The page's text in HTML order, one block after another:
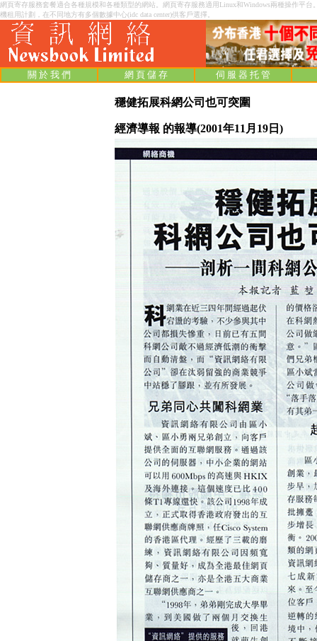
網頁寄存服務套餐適合各種規模和各種類型的網站。網頁寄存服務適用Linux和Windows兩種操作平
機租用計劃，在不同地方有多個數據中心(idc data center)供客戶選擇。
關 於 我 們 網 頁 儲 存 伺 服 器 托 管
穩健拓展科網公司也可突圍
經濟導報 的報導(2001年11月19日)